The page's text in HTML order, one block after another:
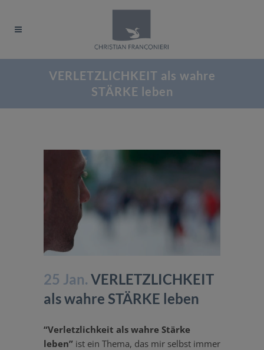
VERLETZLICHKEIT als wahre
STÄRKE leben
25 Jan. VERLETZLICHKEIT
als wahre STÄRKE leben
“Verletz­lichkeit als wahre Stärke
leben” ist ein Thema, das mir selbst immer